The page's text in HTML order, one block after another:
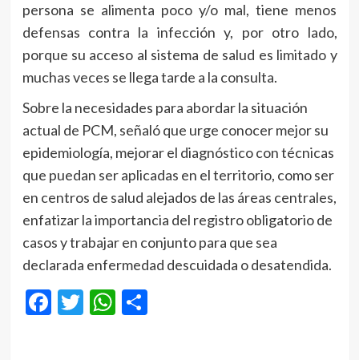
persona se alimenta poco y/o mal, tiene menos
defensas contra la infección y, por otro lado,
porque su acceso al sistema de salud es limitado y
muchas veces se llega tarde a la consulta.
Sobre la necesidades para abordar la situación
actual de PCM, señaló que urge conocer mejor su
epidemiología, mejorar el diagnóstico con técnicas
que puedan ser aplicadas en el territorio, como ser
en centros de salud alejados de las áreas centrales,
enfatizar la importancia del registro obligatorio de
casos y trabajar en conjunto para que sea
declarada enfermedad descuidada o desatendida.
Facebook
Twitter
WhatsApp
Compartir